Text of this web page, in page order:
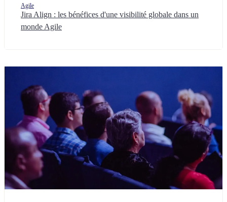
Agile
Jira Align : les bénéfices d'une visibilité globale dans un
monde Agile